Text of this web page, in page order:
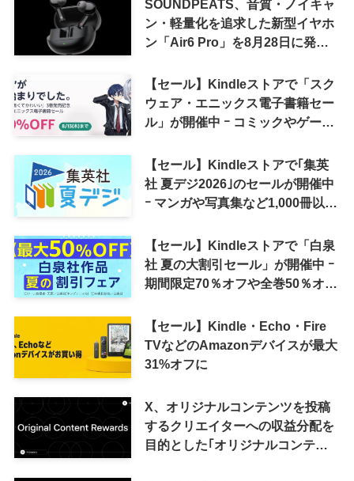
SOUNDPEATS、音質・ノイキャ
ン・軽量化を追求した新型イヤホ
ン「Air6 Pro」を8月28日に発売
【セール】Kindleストアで「スク
ウェア・エニックス電子書籍セー
ル」が開催中 ｰ コミックやゲーム
【セール】Kindleストアで｢集英
社 夏デジ2026｣のセールが開催中
ｰ マンガや写真集など1,000冊以上
【セール】Kindleストアで「白泉
社 夏の大割引セール」が開催中 ｰ
期間限定70％オフや全巻50％オフ
【セール】Kindle・Echo・Fire
TVなどのAmazonデバイスが最大
31%オフに
X、オリジナルコンテンツを投稿
するクリエイターへの収益分配を
目的とした｢オリジナルコンテン